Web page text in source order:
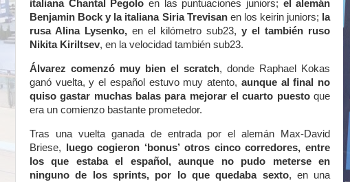
italiana Chantal Pegolo en las puntuaciones juniors; el alemán
Benjamin Bock y la italiana Siria Trevisanen los keirin juniors; la
rusa Alina Lysenko,en el kilómetro sub23,y el también ruso
Nikita Kiriltsev, en la velocidad también sub23.
Álvarez comenzó muy bien el scratch, donde Raphael Kokas
ganó vuelta, y el español estuvo muy atento, aunque al final no
quiso gastar muchas balas para mejorar el cuarto puestoque
era un comienzo bastante prometedor.
Tras una vuelta ganada de entrada por el alemán Max-David
Briese, luego cogieron ‘bonus’ otros cinco corredores, entre
los que estaba el español, aunque no pudo meterse en
ninguno de los sprints, por lo que quedaba sexto, en una